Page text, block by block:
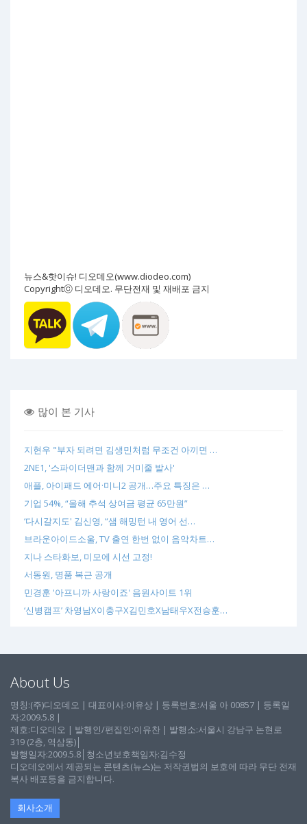
뉴스&핫이슈! 디오데오(www.diodeo.com)
Copyrightⓒ 디오데오. 무단전재 및 재배포 금지
많이 본 기사
지현우 "부자 되려면 김생민처럼 무조건 아끼면 …
2NE1, '스파이더맨과 함께 거미줄 발사'
애플, 아이패드 에어·미니2 공개…주요 특징은 …
기업 54%, “올해 추석 상여금 평균 65만원”
‘다시갈지도' 김신영, “샘 해밍턴 내 영어 선…
브라운아이드소울, TV 출연 한번 없이 음악차트…
지나 스타화보, 미모에 시선 고정!
서동원, 명품 복근 공개
민경훈 '아프니까 사랑이죠' 음원사이트 1위
‘신병캠프’ 차영남X이충구X김민호X남태우X전승훈…
About Us
명칭:(주)디오데오 | 대표이사:이유상 | 등록번호:서울 아 00857 | 등록일
자:2009.5.8 |
제호:디오데오 | 발행인/편집인:이유찬 | 발행소:서울시 강남구 논현로
319 (2층, 역삼동)│
발행일자:2009.5.8│청소년보호책임자:김수정
디오데오에서 제공되는 콘텐츠(뉴스)는 저작권법의 보호에 따라 무단 전재
복사 배포등을 금지합니다.
회사소개